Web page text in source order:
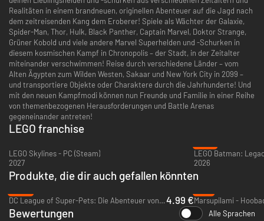
Realitäten in einem brandneuen, originellen Abenteuer auf die Jagd nach
dem zeitreisenden Kang dem Eroberer! Spiele als Wächter der Galaxie,
Spider-Man, Thor, Hulk, Black Panther, Captain Marvel, Doktor Strange,
Grüner Kobold und viele andere Marvel Superhelden und -Schurken in
diesem kosmischen Kampf in Chronopolis – der Stadt, in der Zeitalter
miteinander verschwimmen! Reise durch verschiedene Länder – vom
Alten Ägypten zum Wilden Westen, Sakaar und New York City in 2099 –
und transportiere Objekte oder Charaktere durch die Jahrhunderte! Und
mit den neuen Kampfmodi können nun Freunde und Familie in einer Reihe
von themenbezogenen Herausforderungen und Battle Arenas
gegeneinander antreten!
LEGO franchise
LEGO Skylines - PC (Steam)
2027
2026
Produkte, die dir auch gefallen könnten
DC League of Super-Pets: Die Abenteuer von Krypto und Ace - Xbox One & Xbox Series X|S4.99 €
Bewertungen Alle Sprachen